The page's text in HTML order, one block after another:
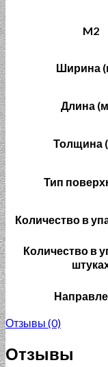
M2
Ширина
Длина
Толщина
Тип
Количество в
Количество в
Отзывы (0)
Отзывы